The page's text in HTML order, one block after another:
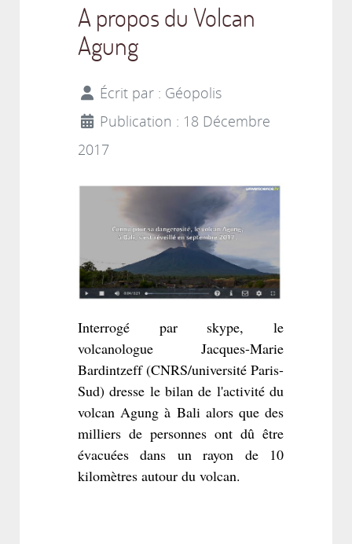
A propos du Volcan
Agung
Écrit par : Géopolis
Publication : 18 Décembre
2017
Interrogé par skype, le
volcanologue Jacques-Marie
Bardintzeff (CNRS/université Paris-
Sud) dresse le bilan de l'activité du
volcan Agung à Bali alors que des
milliers de personnes ont dû être
évacuées dans un rayon de 10
kilomètres autour du volcan.